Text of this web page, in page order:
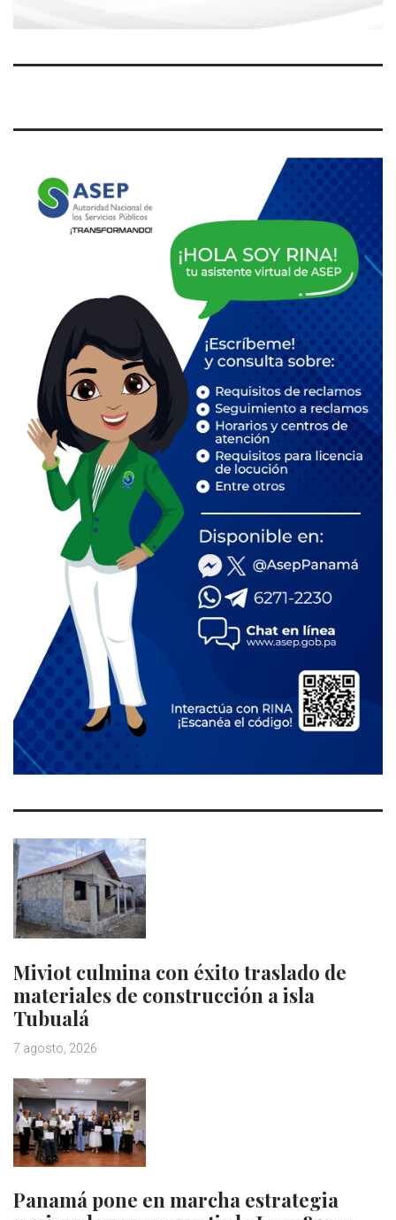
Miviot culmina con éxito traslado de
materiales de construcción a isla
Tubualá
7 agosto, 2026
Panamá pone en marcha estrategia